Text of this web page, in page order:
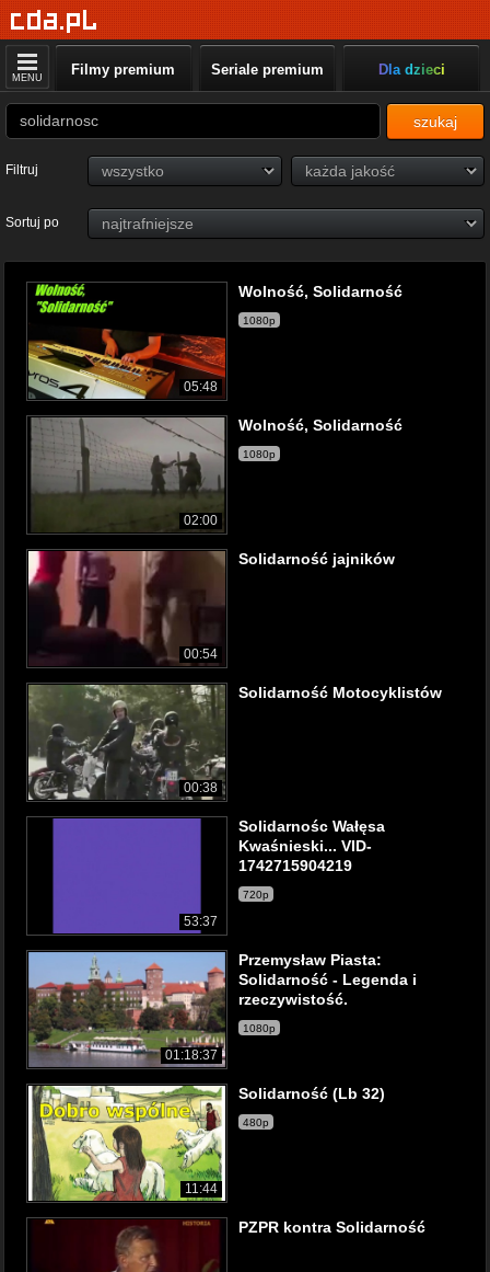
MENU Filmy premium Seriale premium Dla dzieci
szukaj
Filtruj
Sortuj po
05:48
Wolność, Solidarność
1080p
02:00
Wolność, Solidarność
1080p
00:54
Solidarność jajników
00:38
Solidarność Motocyklistów
53:37
Solidarnośc Wałęsa
Kwaśnieski... VID-
1742715904219
720p
01:18:37
Przemysław Piasta:
Solidarność - Legenda i
rzeczywistość.
1080p
11:44
Solidarność (Lb 32)
480p
PZPR kontra Solidarność